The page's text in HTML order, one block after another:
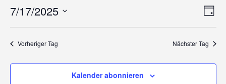
17,
2025 Tag
7/17/2025
Vorheriger Tag Nächster Tag
Kalender abonnieren